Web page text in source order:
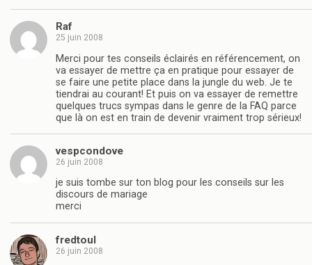
Raf
25 juin 2008
Merci pour tes conseils éclairés en référencement, on
va essayer de mettre ça en pratique pour essayer de
se faire une petite place dans la jungle du web. Je te
tiendrai au courant! Et puis on va essayer de remettre
quelques trucs sympas dans le genre de la FAQ parce
que là on est en train de devenir vraiment trop sérieux!
vespcondove
26 juin 2008
je suis tombe sur ton blog pour les conseils sur les
discours de mariage
merci
fredtoul
26 juin 2008